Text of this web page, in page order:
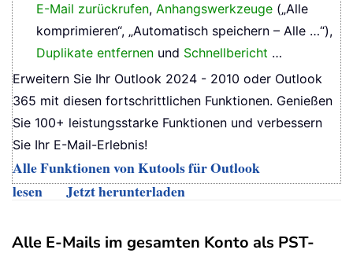
E-Mail zurückrufen, Anhangswerkzeuge („Alle
komprimieren“, „Automatisch speichern – Alle …“),
Duplikate entfernen und Schnellbericht …
Erweitern Sie Ihr Outlook 2024 - 2010 oder Outlook
365 mit diesen fortschrittlichen Funktionen. Genießen
Sie 100+ leistungsstarke Funktionen und verbessern
Sie Ihr E-Mail-Erlebnis!
Alle Funktionen von Kutools für Outlook
lesen
Jetzt herunterladen
Alle E-Mails im gesamten Konto als PST-